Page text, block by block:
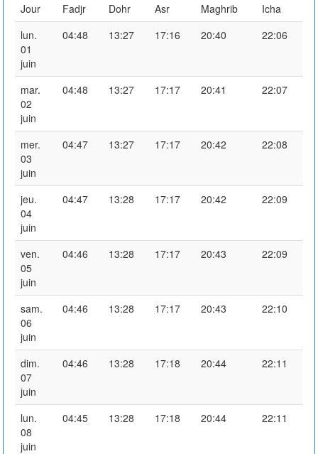
Jour Fadjr Dohr Asr Maghrib
Icha
lun.
01
juin
04:48 13:27 17:16 20:40 22:06
mar.
02
juin
04:48 13:27 17:17 20:41 22:07
mer.
03
juin
04:47 13:27 17:17 20:42 22:08
jeu.
04
juin
04:47 13:28 17:17 20:42 22:09
ven.
05
juin
04:46 13:28 17:17 20:43 22:09
sam.
06
juin
04:46 13:28 17:17 20:43 22:10
dim.
07
juin
04:46 13:28 17:18 20:44 22:11
lun.
08
juin
04:45 13:28 17:18 20:44 22:11